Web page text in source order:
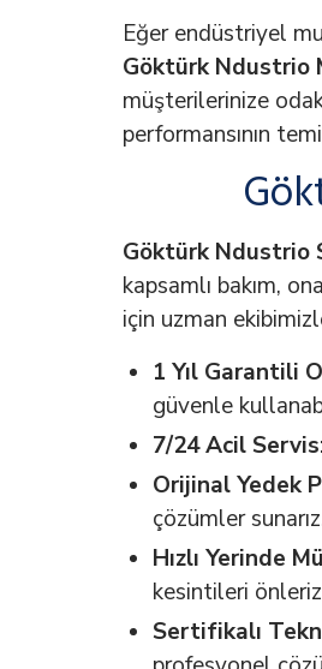
Eğer endüstriyel
Göktürk Ndustrio
müşterilerinize
performansının
Göktürk Ndustrio
kapsamlı bakım,
için uzman
1 Yıl Garantili
güvenle
7/24 Acil Servis
Orijinal Yedek
çözümler
Hızlı Yerinde
kesintileri
Sertifikalı